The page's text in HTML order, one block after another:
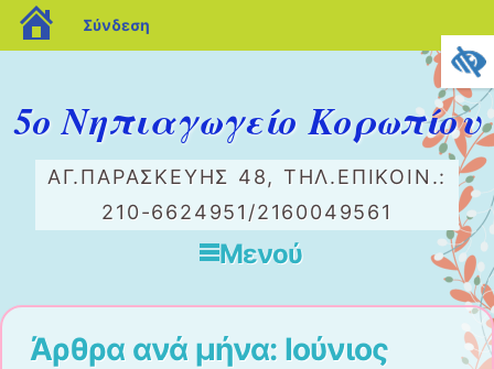
5ο Νηπιαγωγείο Κορωπίου
ΑΓ.ΠΑΡΑΣΚΕΥΉΣ 48, ΤΗΛ.ΕΠΙΚΟΙΝ.:
210-6624951/2160049561
Μενού
Άρθρα ανά μήνα: Ιούνιος
blogs.sch.gr
Σύνδεση